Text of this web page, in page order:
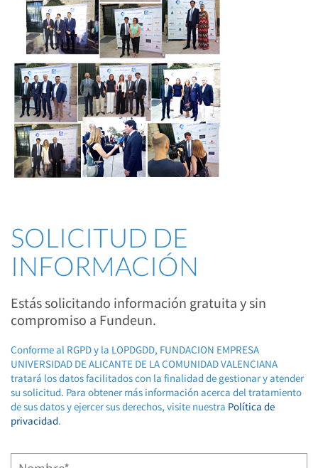
SOLICITUD DE
INFORMACIÓN
Estás solicitando información gratuita y sin
compromiso a Fundeun.
Conforme al RGPD y la LOPDGDD, FUNDACION EMPRESA
UNIVERSIDAD DE ALICANTE DE LA COMUNIDAD VALENCIANA
tratará los datos facilitados con la finalidad de gestionar y atender
su solicitud. Para obtener más información acerca del tratamiento
de sus datos y ejercer sus derechos, visite nuestra Política de
privacidad.